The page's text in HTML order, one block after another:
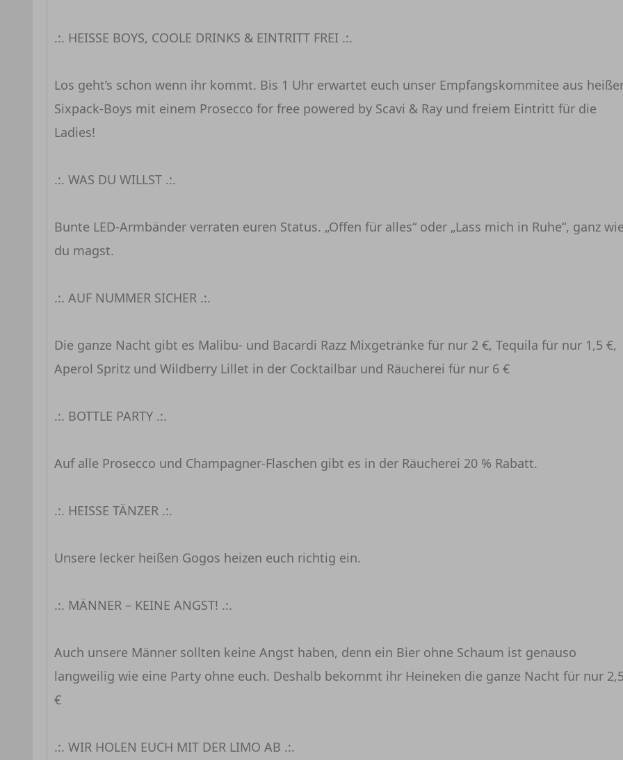
.:. HEISSE BOYS, COOLE DRINKS & EINTRITT FREI .:.
Los geht’s schon wenn ihr kommt. Bis 1 Uhr erwartet euch unser Empfangskommitee aus
Sixpack-Boys mit einem Prosecco for free powered by Scavi & Ray und freiem Eintritt für die
Ladies!
.:. WAS DU WILLST .:.
Bunte LED-Armbänder verraten euren Status. „Offen für alles“ oder „Lass mich in Ruhe“, ganz
du magst.
.:. AUF NUMMER SICHER .:.
Die ganze Nacht gibt es Malibu- und Bacardi Razz Mixgetränke für nur 2 €, Tequila für nur 1,5 €,
Aperol Spritz und Wildberry Lillet in der Cocktailbar und Räucherei für nur 6 €
.:. BOTTLE PARTY .:.
Auf alle Prosecco und Champagner-Flaschen gibt es in der Räucherei 20 % Rabatt.
.:. HEISSE TÄNZER .:.
Unsere lecker heißen Gogos heizen euch richtig ein.
.:. MÄNNER – KEINE ANGST! .:.
Auch unsere Männer sollten keine Angst haben, denn ein Bier ohne Schaum ist genauso
langweilig wie eine Party ohne euch. Deshalb bekommt ihr Heineken die ganze Nacht für nur
€
.:. WIR HOLEN EUCH MIT DER LIMO AB .:.